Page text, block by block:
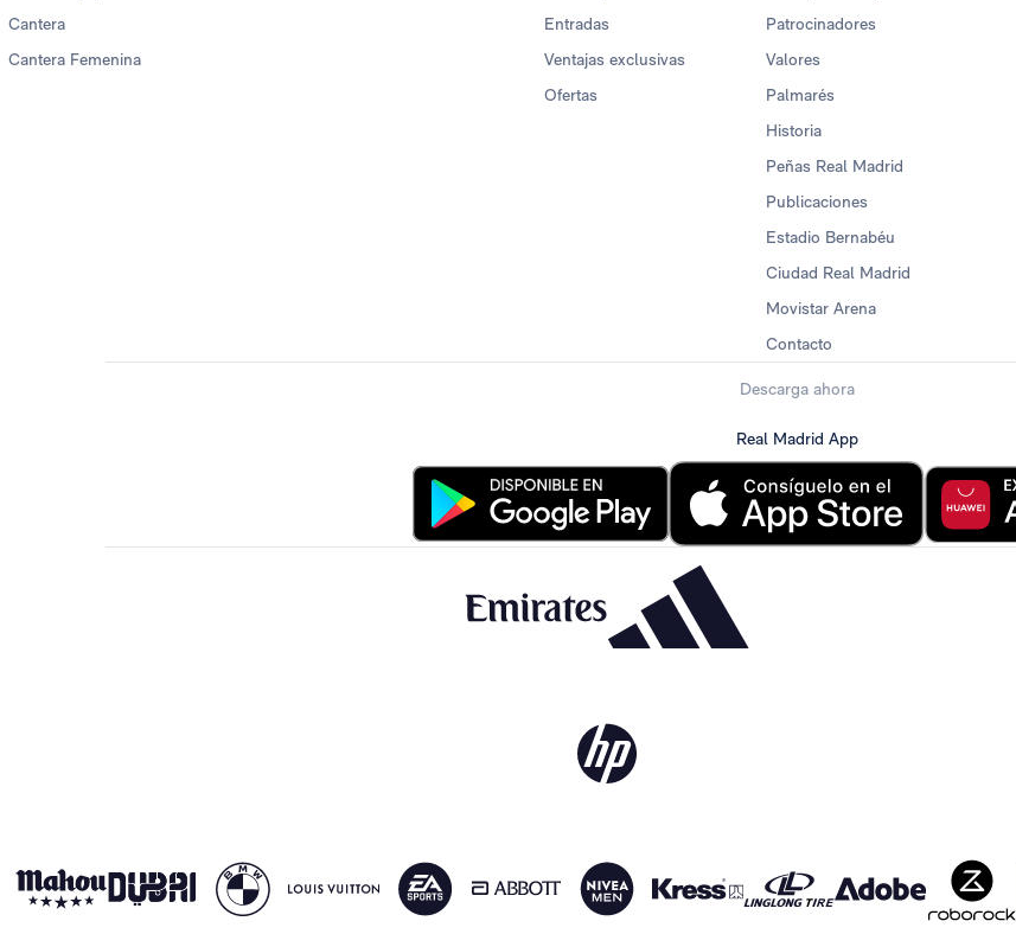
Cantera
Cantera Femenina
Entradas
Ventajas exclusivas
Ofertas
Patrocinadores
Valores
Palmarés
Historia
Peñas Real Madrid
Publicaciones
Estadio Bernabéu
Ciudad Real Madrid
Movistar Arena
Contacto
Descarga ahora
Real Madrid App